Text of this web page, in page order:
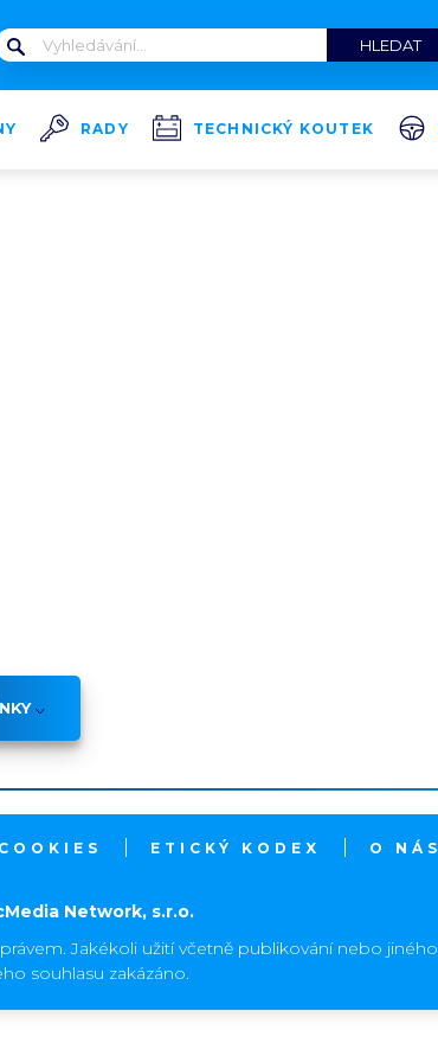
RADY TECHNICKÝ KOUTEK
COOKIES ETICKÝ KODEX O NÁS
Network, s.r.o.
Jakékoli užití včetně publikování nebo jiného
souhlasu zakázáno.